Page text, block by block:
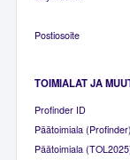
Postiosoite
TOIMIALAT JA
Profinder ID
Päätoimiala (Profinder)
Päätoimiala